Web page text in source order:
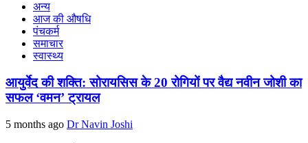
अन्य
आज की औषधि
पंचकर्म
समाचार
स्वास्थ्य
आयुर्वेद की शक्ति: सोरायसिस के 20 रोगियों पर वैद्य नवीन जोशी का
सफल ‘वमन’ ट्रायल
5 months ago Dr Navin Joshi